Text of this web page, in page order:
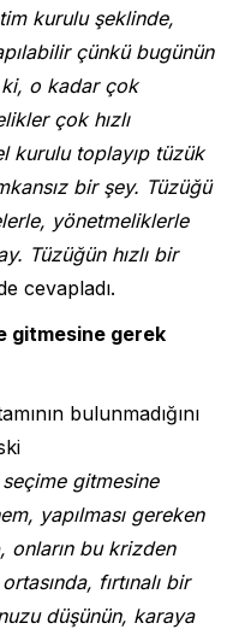
kurulu şeklinde,
çünkü bugünün
o kadar çok
çok hızlı
kurulu toplayıp tüzük
bir şey. Tüzüğü
yönetmeliklerle
Tüzüğün hızlı bir
cevapladı.
gitmesine gerek
bulunmadığını
seçime gitmesine
yapılması gereken
onların bu krizden
fırtınalı bir
düşünün, karaya